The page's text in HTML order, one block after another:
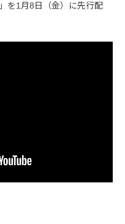
を1月8日（金）に先行配